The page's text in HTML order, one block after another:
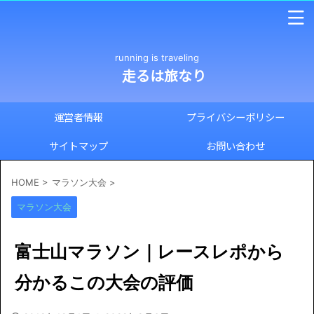
running is traveling
走るは旅なり
運営者情報
プライバシーポリシー
サイトマップ
お問い合わせ
HOME > マラソン大会 >
マラソン大会
富士山マラソン｜レースレポから
分かるこの大会の評価